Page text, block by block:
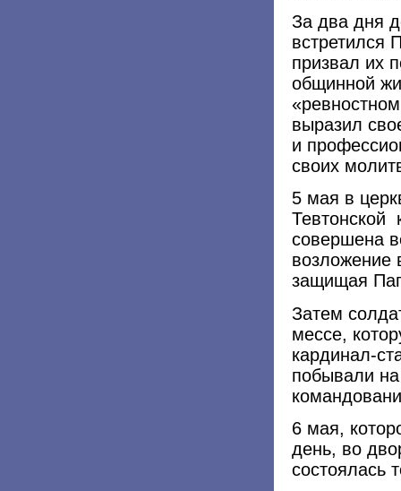
За два дня
встретился
призвал их
общинной
выразил
и
своих
5 мая в
Тевтонской
совершена
возложение
защищая
Затем
мессе,
кардинал-
побывали
6 мая,
день, во
состоялась